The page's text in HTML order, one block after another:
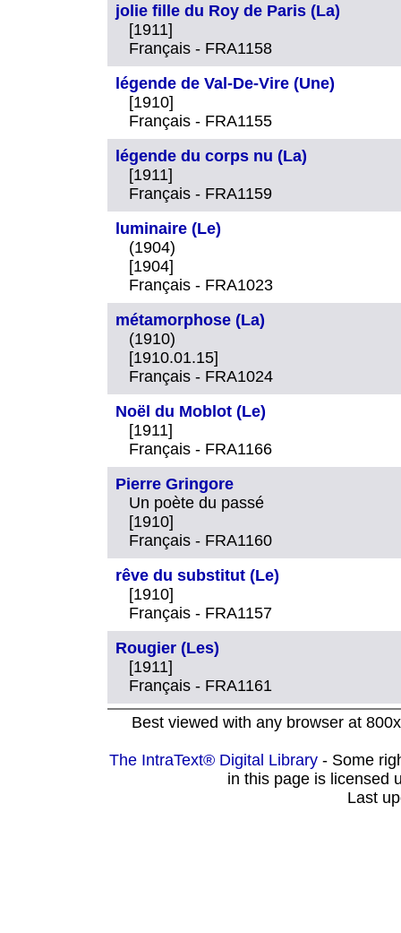
jolie fille du Roy de Paris (La)
[1911]
Français - FRA1158
légende de Val-De-Vire (Une)
[1910]
Français - FRA1155
légende du corps nu (La)
[1911]
Français - FRA1159
luminaire (Le)
(1904)
[1904]
Français - FRA1023
métamorphose (La)
(1910)
[1910.01.15]
Français - FRA1024
Noël du Moblot (Le)
[1911]
Français - FRA1166
Pierre Gringore
Un poète du passé
[1910]
Français - FRA1160
rêve du substitut (Le)
[1910]
Français - FRA1157
Rougier (Les)
[1911]
Français - FRA1161
Best viewed with any browser at
The IntraText® Digital Library- Some
in this page is licensed
Last